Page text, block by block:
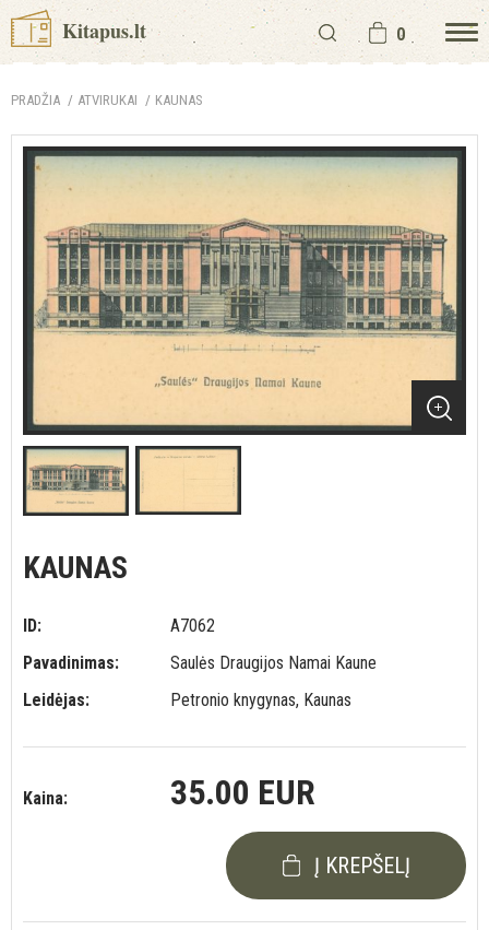
Kitapus.lt 0
PRADŽIA ATVIRUKAI KAUNAS
KAUNAS
ID:
A7062
Pavadinimas:
Saulės Draugijos Namai Kaune
Leidėjas:
Petronio knygynas, Kaunas
Kaina: 35.00 EUR
Į KREPŠELĮ